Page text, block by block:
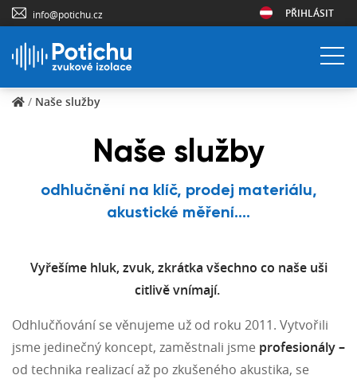
info@potichu.cz PŘIHLÁSIT
/ Naše služby
Naše služby
odhlučnění na klíč, prodej materiálu,
akustické měření....
Vyřešíme hluk, zvuk, zkrátka všechno co naše uši
citlivě vnímají.
Odhlučňování se věnujeme už od roku 2011. Vytvořili
jsme jedinečný koncept, zaměstnali jsme profesionály –
od technika realizací až po zkušeného akustika, se